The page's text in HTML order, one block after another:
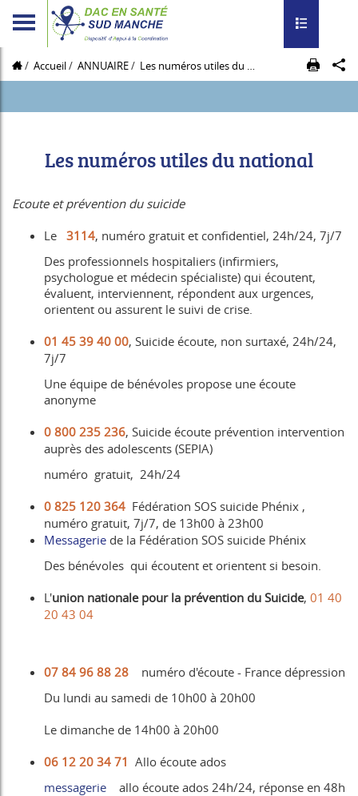
Toggle
Accueil ANNUAIRE Les numéros utiles du national
Les numéros utiles du national
Ecoute et prévention du suicide
Le 3114, numéro gratuit et confidentiel, 24h/24, 7j/7
Des professionnels hospitaliers (infirmiers,
psychologue et médecin spécialiste) qui écoutent,
évaluent, interviennent, répondent aux urgences,
orientent ou assurent le suivi de crise.
01 45 39 40 00, Suicide écoute, non surtaxé, 24h/24,
7j/7
Une équipe de bénévoles propose une écoute
anonyme
0 800 235 236, Suicide écoute prévention intervention
auprès des adolescents (SEPIA)
numéro gratuit, 24h/24
0 825 120 364 Fédération SOS suicide Phénix ,
numéro gratuit, 7j/7, de 13h00 à 23h00
Messagerie de la Fédération SOS suicide Phénix
Des bénévoles qui écoutent et orientent si besoin.
L'union nationale pour la prévention du Suicide, 01 40
20 43 04
07 84 96 88 28
numéro d'écoute - France dépression
Du lundi au samedi de 10h00 à 20h00
Le dimanche de 14h00 à 20h00
06 12 20 34 71 Allo écoute ados
messagerie allo écoute ados 24h/24, réponse en 48h